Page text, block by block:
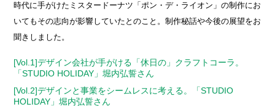
時代に手がけたミスタードーナツ「ポン・デ・ライオン」の制作にお
いてもその志向が影響していたとのこと。制作秘話や今後の展望をお
聞きしました。
[Vol.1]デザイン会社が手がける「休日の」クラフトコーラ。
「STUDIO HOLIDAY」堀内弘誓さん
[Vol.2]デザインと事業をシームレスに考える。「STUDIO
HOLIDAY」堀内弘誓さん